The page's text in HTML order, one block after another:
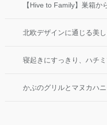
【Hive to Family】巣箱か
北欧デザインに通じる美
寝起きにすっきり、ハチ
かぶのグリルとマヌカハ